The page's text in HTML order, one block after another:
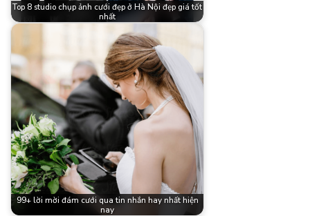
Top 8 studio chụp ảnh cưới đẹp ở Hà Nội đẹp giá tốt
nhất
99+ lời mời đám cưới qua tin nhắn hay nhất hiện
nay